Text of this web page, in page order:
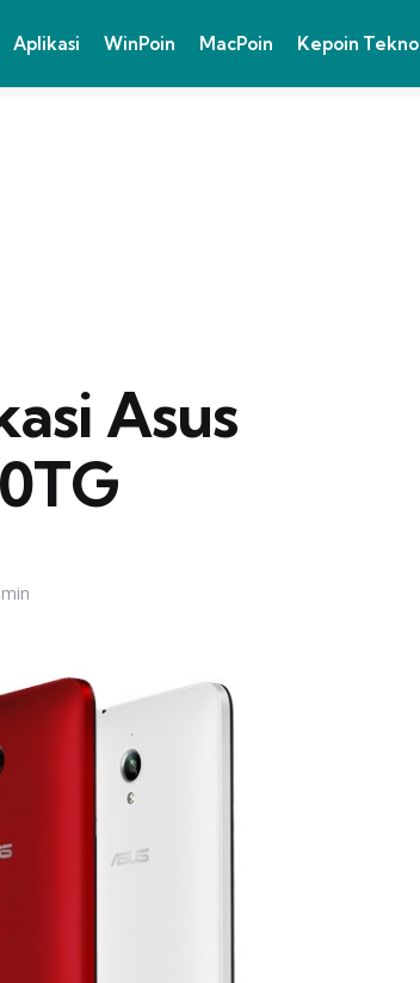
Aplikasi WinPoin MacPoin Kepoin Tekno
Asus